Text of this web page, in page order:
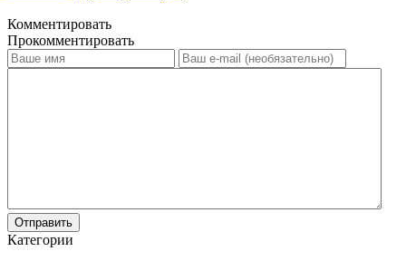
Комментировать
Прокомментировать
Отправить
Категории